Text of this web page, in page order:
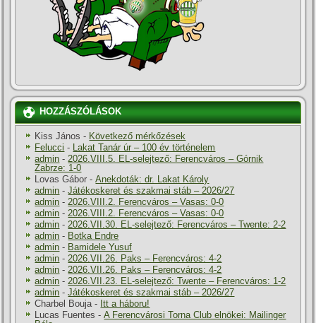
HOZZÁSZÓLÁSOK
Kiss János - Következő mérkőzések
Felucci - Lakat Tanár úr – 100 év történelem
admin -2026.VIII.5. EL-selejtező: Ferencváros – Górnik
Zabrze: 1-0
Lovas Gábor -Anekdoták: dr. Lakat Károly
admin -Játékoskeret és szakmai stáb – 2026/27
admin -2026.VIII.2. Ferencváros – Vasas: 0-0
admin -2026.VIII.2. Ferencváros – Vasas: 0-0
admin -2026.VII.30. EL-selejtező: Ferencváros – Twente: 2-2
admin - Botka Endre
admin - Bamidele Yusuf
admin -2026.VII.26. Paks – Ferencváros: 4-2
admin -2026.VII.26. Paks – Ferencváros: 4-2
admin -2026.VII.23. EL-selejtező: Twente – Ferencváros: 1-2
admin -Játékoskeret és szakmai stáb – 2026/27
Charbel Bouja- Itt a háboru!
Lucas Fuentes -A Ferencvárosi Torna Club elnökei: Mailinger